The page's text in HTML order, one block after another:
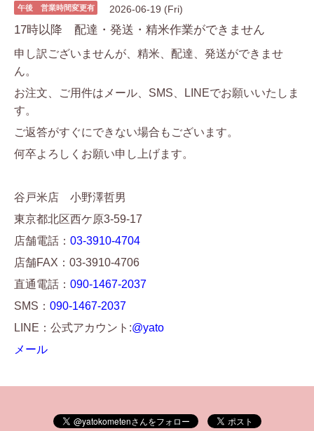
午後 営業時間変更有 2026-06-19 (Fri)
17時以降 配達・発送・精米作業ができません
申し訳ございませんが、精米、配達、発送ができませ
ん。
お注文、ご用件はメール、SMS、LINEでお願いいたしま
す。
ご返答がすぐにできない場合もございます。
何卒よろしくお願い申し上げます。
谷戸米店 小野澤哲男
東京都北区西ケ原3-59-17
店舗電話： 03-3910-4704
店舗FAX：03-3910-4706
直通電話： 090-1467-2037
SMS： 090-1467-2037
LINE：公式アカウント:@yato
メール